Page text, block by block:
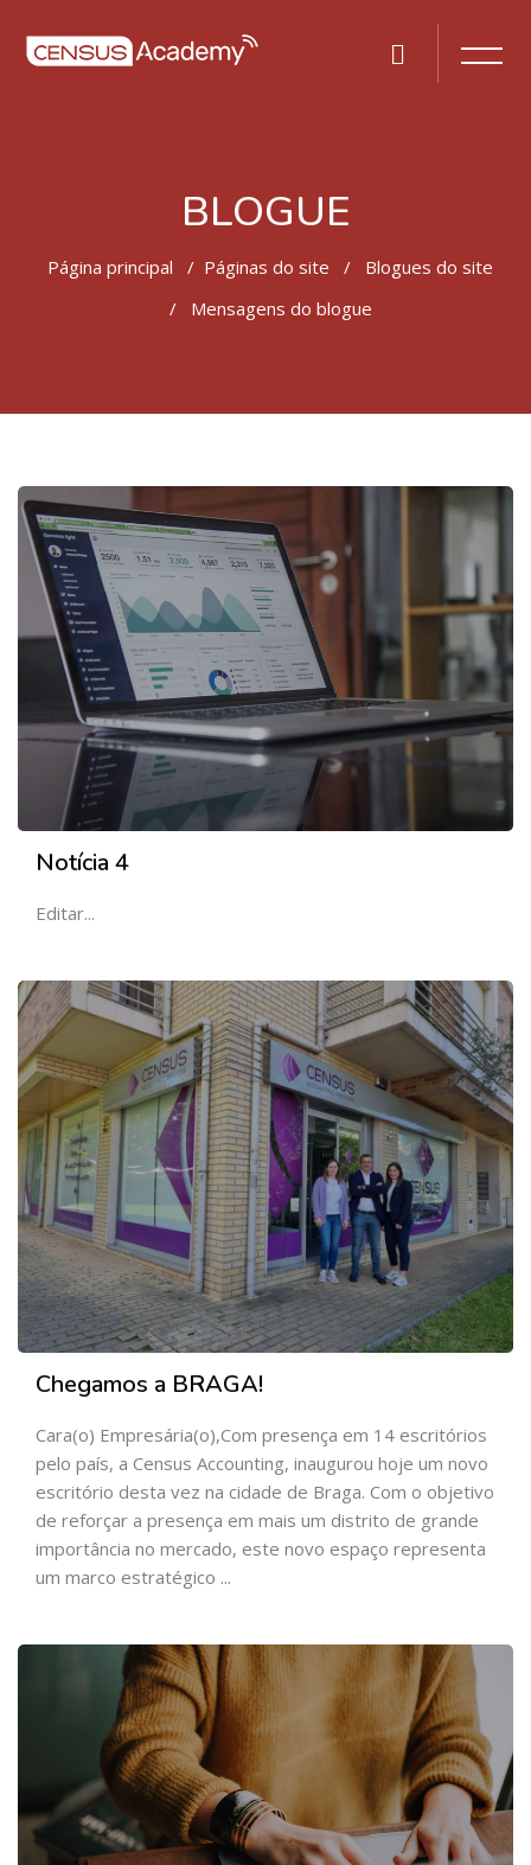
BLOGUE
Página principal Páginas do site
Blogues do site
Mensagens do blogue
Notícia 4
Editar...
Chegamos a BRAGA!
Cara(o) Empresária(o),Com presença em 14 escritórios
pelo país, a Census Accounting, inaugurou hoje um novo
escritório desta vez na cidade de Braga. Com o objetivo
de reforçar a presença em mais um distrito de grande
importância no mercado, este novo espaço representa
um marco estratégico ...